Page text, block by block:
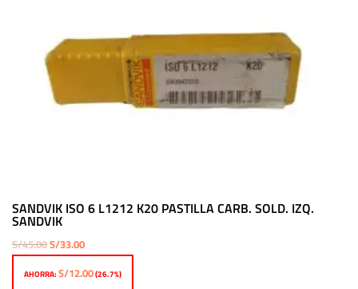
SANDVIK ISO 6 L1212 K20 PASTILLA CARB. SOLD. IZQ.
SANDVIK
S/45.00El
S/33.00El
AHORRA:S/12.00(26.7%)